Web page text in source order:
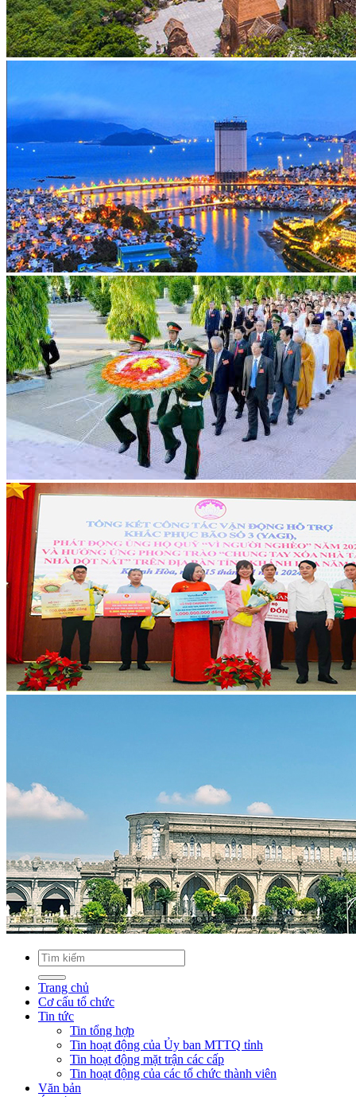
Trang chủ
Cơ cấu tổ chức
Tin tức
Tin tổng hợp
Tin hoạt động của Ủy ban MTTQ tỉnh
Tin hoạt động mặt trận các cấp
Tin hoạt động của các tổ chức thành viên
Văn bản